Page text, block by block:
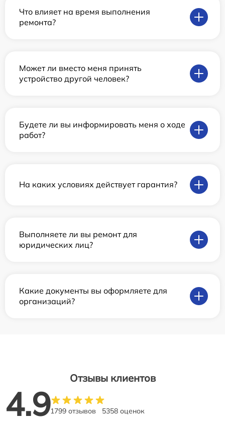
Что влияет на время выполнения
ремонта?
Может ли вместо меня принять
устройство другой человек?
Будете ли вы информировать меня о ходе
работ?
На каких условиях действует гарантия?
Выполняете ли вы ремонт для
юридических лиц?
Какие документы вы оформляете для
организаций?
Отзывы клиентов
4.91799 отзывов 5358 оценок